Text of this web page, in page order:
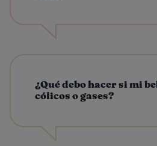
¿Qué debo hacer si mi
cólicos o gases?